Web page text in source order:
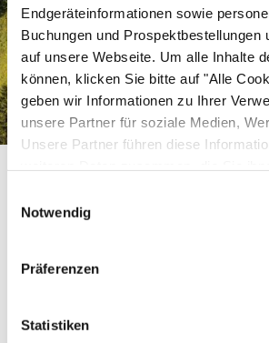
Endgeräteinformationen sowie
Buchungen und Prospektbestellungen
auf unsere Webseite. Um alle Inhalte
können, klicken Sie bitte auf "Alle
geben wir Informationen zu Ihrer
unsere Partner für soziale Medien,
Unsere Partner führen diese
Notwendig
Präferenzen
Statistiken
Gasthaus Hansch
Gasthaus Hansch
und Torten, Spielplatz und extra